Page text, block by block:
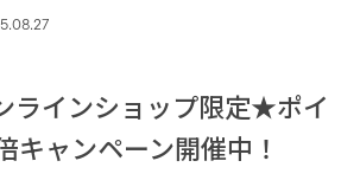
ラインショップ限定★ポイ
キャンペーン開催中！